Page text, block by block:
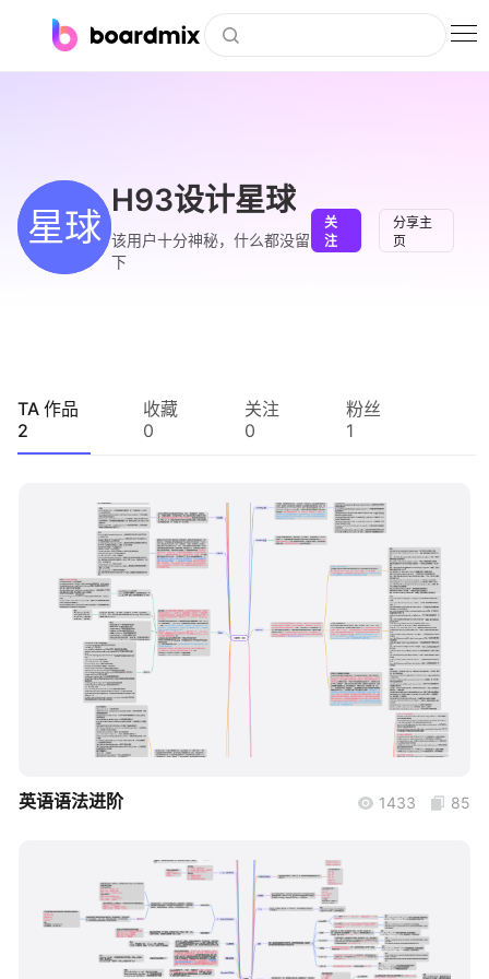
下载
会员
企业服务
知识分享社区
星球
H93设计星球
该用户十分神秘，什么都没留
下
关
注
分享主
页
TA 作品
2
收藏
0
关注
0
粉丝
1
boardmix
英语语法进阶 1433 85